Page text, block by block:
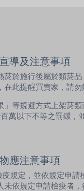
導及注意事項
於施行後屬於類菸
此提醒買賣家，請勿
等規避方式上架菸
萬以下不等之罰鍰，
應注意事項
規定，並依規定申
依規定申請檢疫者